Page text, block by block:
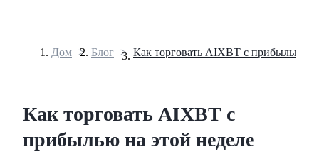
Дом > Блог >
Как торговать AIXBT с
прибылью на этой неделе